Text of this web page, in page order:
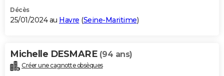
Décès
25/01/2024 au Havre (Seine-Maritime)
Michelle DESMARE (94 ans)
Créer une cagnotte obsèques